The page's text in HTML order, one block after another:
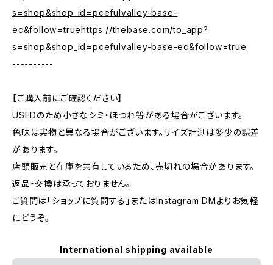
s=shop&shop_id=pcefulvalley-base-
ec&follow=truehttps://thebase.com/to_app?
s=shop&shop_id=pcefulvalley-base-ec&follow=true
----------
【ご購入前にご確認ください】
USEDのため小さなシミ・ほつれ等がある場合がございます。
色味は実物と異なる場合がございます。サイズ計測は多少の誤差
があります。
店頭販売と在庫を共有しているため、売切れの場合があります。
返品・交換は承っておりません。
ご質問は「ショップに質問する」またはInstagram DMよりお気軽
にどうぞ。
International shipping available